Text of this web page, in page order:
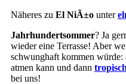
Näheres zu El NiÃ±ounter
Jahrhundertsommer? Ja
wieder eine Terrasse! Aber
schwunghaft kommen würde:
atmen kann und dann
bei uns!